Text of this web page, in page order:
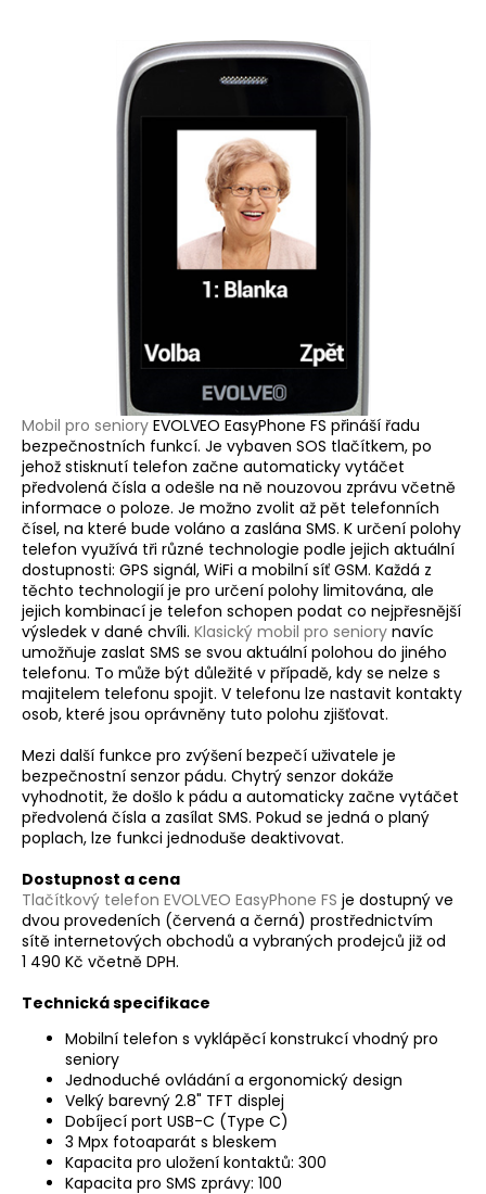
Mobil pro seniory EVOLVEO EasyPhone FS přináší řadu
bezpečnostních funkcí. Je vybaven SOS tlačítkem, po
jehož stisknutí telefon začne automaticky vytáčet
předvolená čísla a odešle na ně nouzovou zprávu včetně
informace o poloze. Je možno zvolit až pět telefonních
čísel, na které bude voláno a zaslána SMS. K určení polohy
telefon využívá tři různé technologie podle jejich aktuální
dostupnosti: GPS signál, WiFi a mobilní síť GSM. Každá z
těchto technologií je pro určení polohy limitována, ale
jejich kombinací je telefon schopen podat co nejpřesnější
výsledek v dané chvíli. Klasický mobil pro seniory navíc
umožňuje zaslat SMS se svou aktuální polohou do jiného
telefonu. To může být důležité v případě, kdy se nelze s
majitelem telefonu spojit. V telefonu lze nastavit kontakty
osob, které jsou oprávněny tuto polohu zjišťovat.
Mezi další funkce pro zvýšení bezpečí uživatele je
bezpečnostní senzor pádu. Chytrý senzor dokáže
vyhodnotit, že došlo k pádu a automaticky začne vytáčet
předvolená čísla a zasílat SMS. Pokud se jedná o planý
poplach, lze funkci jednoduše deaktivovat.
Dostupnost a cena
Tlačítkový telefon EVOLVEO EasyPhone FS je dostupný ve
dvou provedeních (červená a černá) prostřednictvím
sítě internetových obchodů a vybraných prodejců již od
1 490 Kč včetně DPH.
Technická specifikace
Mobilní telefon s vyklápěcí konstrukcí vhodný pro
seniory
Jednoduché ovládání a ergonomický design
Velký barevný 2.8" TFT displej
Dobíjecí port USB-C (Type C)
3 Mpx fotoaparát s bleskem
Kapacita pro uložení kontaktů: 300
Kapacita pro SMS zprávy: 100